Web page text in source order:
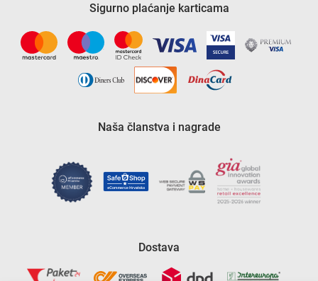
Sigurno plaćanje karticama
Naša članstva i nagrade
Dostava